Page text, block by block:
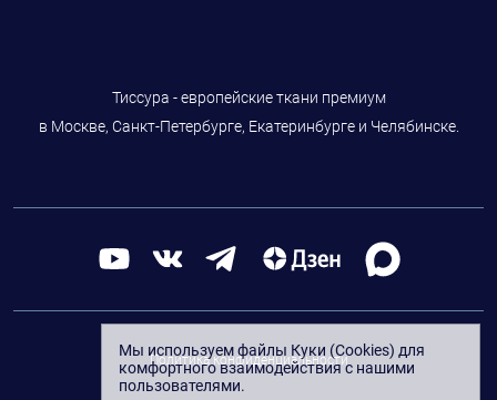
Тиссура - европейские ткани премиум
в Москве, Санкт-Петербурге, Екатеринбурге и Челябинске.
Политика конфиденциальности
Мы используем файлы Куки (Cookies) для
комфортного взаимодействия с нашими
пользователями.